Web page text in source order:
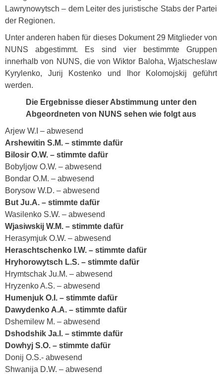
Lawrynowytsch – dem Leiter des juristische Stabs der Partei
der Regionen.
Unter anderen haben für dieses Dokument 29 Mitglieder von
NUNS abgestimmt. Es sind vier bestimmte Gruppen
innerhalb von NUNS, die von Wiktor Baloha, Wjatscheslaw
Kyrylenko, Jurij Kostenko und Ihor Kolomojskij geführt
werden.
Die Ergebnisse dieser Abstimmung unter den
Abgeordneten von NUNS sehen wie folgt aus
Arjew W.I – abwesend
Arshewitin S.M. – stimmte dafür
Bilosir O.W. – stimmte dafür
Bobyljow O.W. – abwesend
Bondar O.M. – abwesend
Borysow W.D. – abwesend
But Ju.A. – stimmte dafür
Wasilenko S.W. – abwesend
Wjasiwskij W.M. – stimmte dafür
Herasymjuk O.W. – abwesend
Heraschtschenko I.W. – stimmte dafür
Hryhorowytsch L.S. – stimmte dafür
Hrymtschak Ju.M. – abwesend
Hryzenko A.S. – abwesend
Humenjuk O.I. – stimmte dafür
Dawydenko A.A. – stimmte dafür
Dshemilew M. – abwesend
Dshodshik Ja.I. – stimmte dafür
Dowhyj S.O. – stimmte dafür
Donij O.S.- abwesend
Shwanija D.W. – abwesend